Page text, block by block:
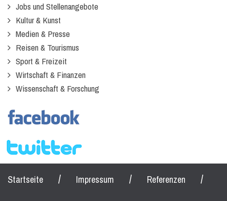
Jobs und Stellenangebote
Kultur & Kunst
Medien & Presse
Reisen & Tourismus
Sport & Freizeit
Wirtschaft & Finanzen
Wissenschaft & Forschung
Startseite / Impressum / Referenzen /